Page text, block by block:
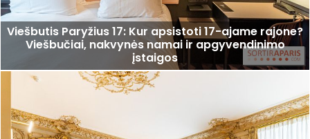
Viešbutis Paryžius 17: Kur apsistoti 17-ajame rajone?
Viešbučiai, nakvynės namai ir apgyvendinimo
įstaigos